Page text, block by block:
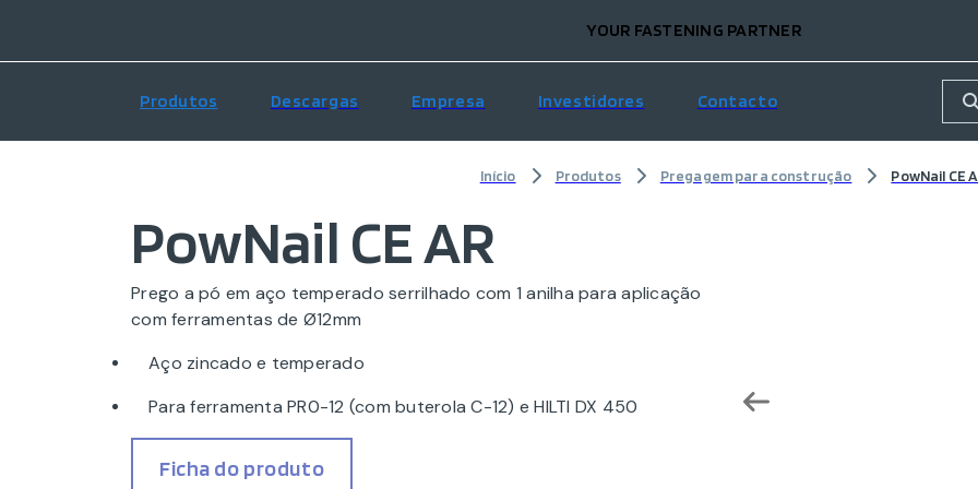
YOUR FASTENING PARTNER
Produtos Descargas Empresa Investidores Contacto
Início Produtos Pregagem para construção PowNail CE
PowNail CE AR
Prego a pó em aço temperado serrilhado com 1 anilha para aplicação
com ferramentas de Ø12mm
Aço zincado e temperado
Para ferramenta PR0-12 (com buterola C-12) e HILTI DX 450
Ficha do produto